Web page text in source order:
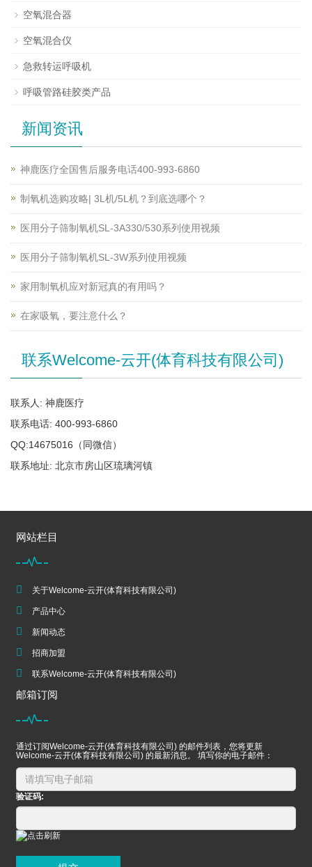
空氧混合器
空氧混合仪
急救转运呼吸机
呼吸管路硅胶类产品
新闻资讯
神鹿医疗全国售后服务电话400-993-6860
制氧机选购攻略| 3L机/5L机？到底选哪个？
医用分子筛制氧机SL-3A330/530系列使用视频
医用分子筛制氧机SL-3W系列使用视频
家用制氧机应对新冠真的有用吗？
在家吸氧，要注意什么？
联系Welcome-云开(体育科技有限公司)
联系人: 神鹿医疗
联系电话: 400-993-6860
QQ:14675016（同微信）
联系地址: 北京市房山区琉璃河镇
网站栏目
关于Welcome-云开(体育科技有限公司)
产品中心
新闻动态
招商加盟
联系Welcome-云开(体育科技有限公司)
邮箱订阅
通过订阅Welcome-云开(体育科技有限公司) 的邮件列表，您将更新
Welcome-云开(体育科技有限公司) 的最新消息。 填写你的电子邮件：
验证码: